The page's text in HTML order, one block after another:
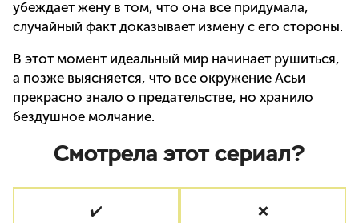
убеждает жену в том, что она все придумала,
случайный факт доказывает измену с его стороны.
В этот момент идеальный мир начинает рушиться,
а позже выясняется, что все окружение Асьи
прекрасно знало о предательстве, но хранило
бездушное молчание.
Смотрела этот сериал?
✔️ ❌